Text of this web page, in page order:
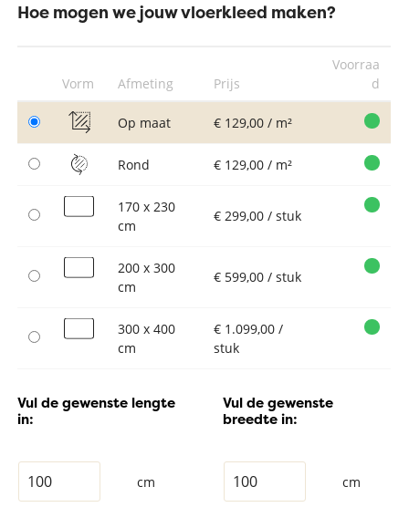
Hoe mogen we jouw vloerkleed maken?
Vorm Afmeting Prijs
Voorraa
d
Op maat € 129,00 / m²
Rond € 129,00 / m²
170 x 230
cm
€ 299,00 / stuk
200 x 300
cm
€ 599,00 / stuk
300 x 400
cm
€ 1.099,00 /
stuk
Vul de gewenste lengte
in:
cm
Vul de gewenste
breedte in:
cm